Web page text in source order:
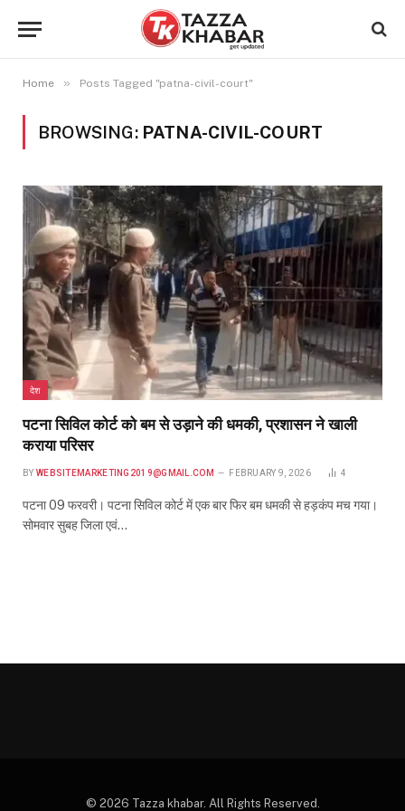
Home » Posts Tagged "patna-civil-court"
BROWSING: PATNA-CIVIL-COURT
देश
पटना सिविल कोर्ट को बम से उड़ाने की धमकी, प्रशासन ने खाली
कराया परिसर
BY WEBSITEMARKETING2019@GMAIL.COM FEBRUARY 9, 2026 4
पटना 09 फरवरी। पटना सिविल कोर्ट में एक बार फिर बम धमकी से हड़कंप मच गया।
सोमवार सुबह जिला एवं…
© 2026 Tazza khabar. All Rights Reserved.